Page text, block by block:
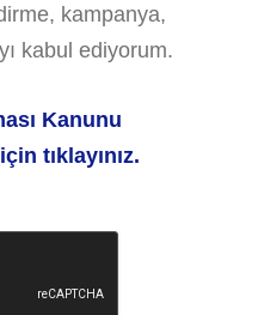
kampanya,
kabul ediyorum.
Kanunu
tıklayınız.